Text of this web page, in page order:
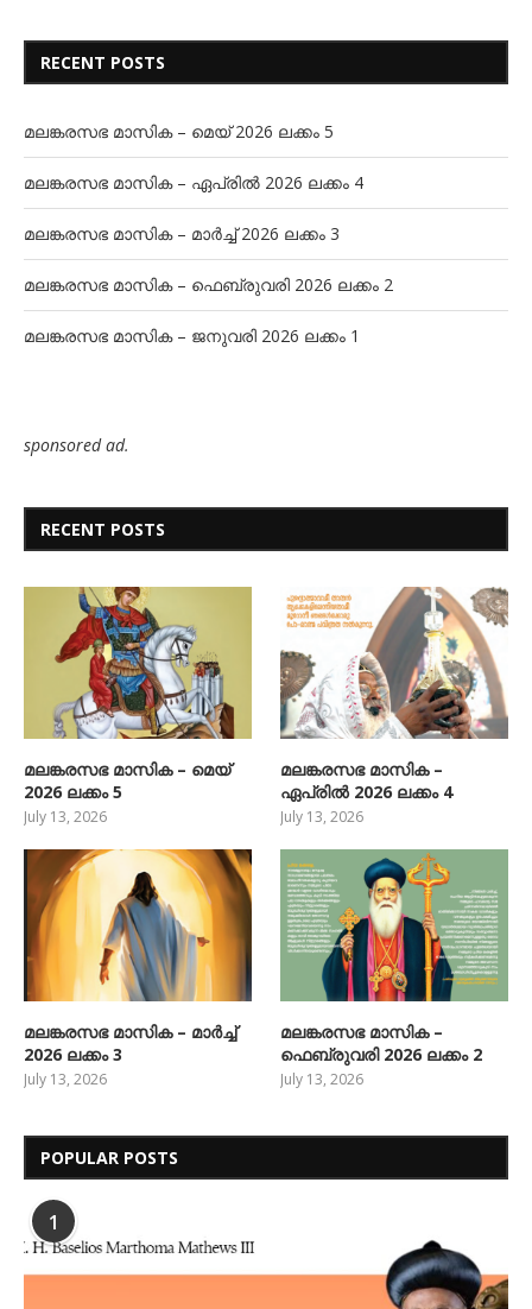
RECENT POSTS
മലങ്കരസഭ മാസിക – മെയ് 2026 ലക്കം 5
മലങ്കരസഭ മാസിക – ഏപ്രിൽ 2026 ലക്കം 4
മലങ്കരസഭ മാസിക – മാർച്ച് 2026 ലക്കം 3
മലങ്കരസഭ മാസിക – ഫെബ്രുവരി 2026 ലക്കം 2
മലങ്കരസഭ മാസിക – ജനുവരി 2026 ലക്കം 1
sponsored ad.
RECENT POSTS
മലങ്കരസഭ മാസിക – മെയ്
2026 ലക്കം 5
July 13, 2026
മലങ്കരസഭ മാസിക –
ഏപ്രിൽ 2026 ലക്കം 4
July 13, 2026
മലങ്കരസഭ മാസിക – മാർച്ച്
2026 ലക്കം 3
July 13, 2026
മലങ്കരസഭ മാസിക –
ഫെബ്രുവരി 2026 ലക്കം 2
July 13, 2026
POPULAR POSTS
1